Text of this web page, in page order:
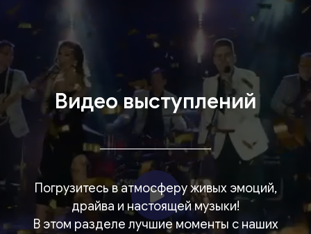
Видео выступлений
Погрузитесь в атмосферу живых эмоций,
драйва и настоящей музыки!
В этом разделе лучшие моменты с наших